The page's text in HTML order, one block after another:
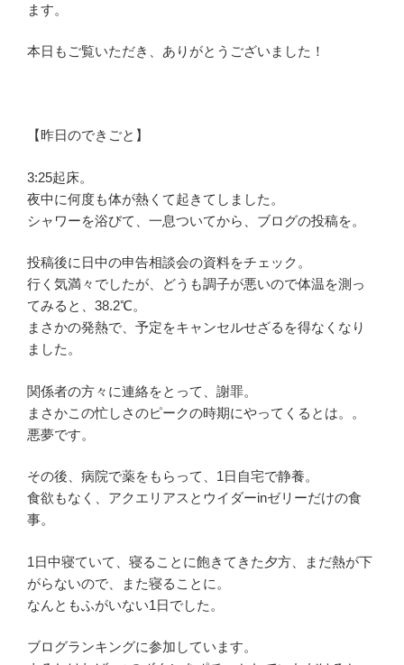
ます。
本日もご覧いただき、ありがとうございました！
【昨日のできごと】
3:25起床。
夜中に何度も体が熱くて起きてしました。
シャワーを浴びて、一息ついてから、ブログの投稿を。
投稿後に日中の申告相談会の資料をチェック。
行く気満々でしたが、どうも調子が悪いので体温を測っ
てみると、38.2℃。
まさかの発熱で、予定をキャンセルせざるを得なくなり
ました。
関係者の方々に連絡をとって、謝罪。
まさかこの忙しさのピークの時期にやってくるとは。。
悪夢です。
その後、病院で薬をもらって、1日自宅で静養。
食欲もなく、アクエリアスとウイダーinゼリーだけの食
事。
1日中寝ていて、寝ることに飽きてきた夕方、まだ熱が下
がらないので、また寝ることに。
なんともふがいない1日でした。
ブログランキングに参加しています。